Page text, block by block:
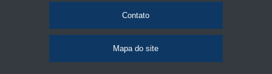
Contato
Mapa do site